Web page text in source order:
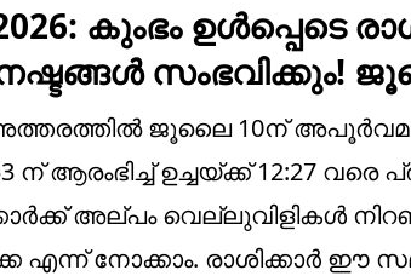
കുംഭം ഉൾപ്പെടെ
സംഭവിക്കും!
അത്തരത്തിൽ ജൂലൈ 10ന്
ന് ആരംഭിച്ച് ഉച്ചയ്ക്ക് 12:27
അല്പം വെല്ലുവിളികൾ
എന്ന് നോക്കാം. രാശിക്കാർ ഈ